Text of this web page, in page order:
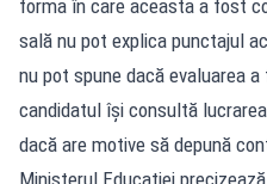
forma în care aceasta a fost
sală nu pot explica punctajul
nu pot spune dacă evaluarea
candidatul își consultă
dacă are motive să depună
Ministerul Educației